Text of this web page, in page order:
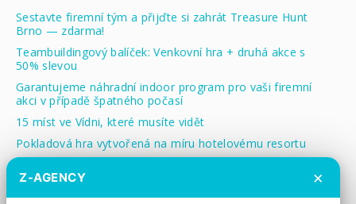
Sestavte firemní tým a přijďte si zahrát Treasure Hunt
Brno — zdarma!
Teambuildingový balíček: Venkovní hra + druhá akce s
50% slevou
Garantujeme náhradní indoor program pro vaši firemní
akci v případě špatného počasí
15 míst ve Vídni, které musíte vidět
Pokladová hra vytvořená na míru hotelovému resortu
aktivita
Z-AGENCY ×